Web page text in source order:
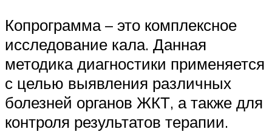
Копрограмма – это комплексное
исследование кала. Данная
методика диагностики применяется
с целью выявления различных
болезней органов ЖКТ, а также для
контроля результатов терапии.